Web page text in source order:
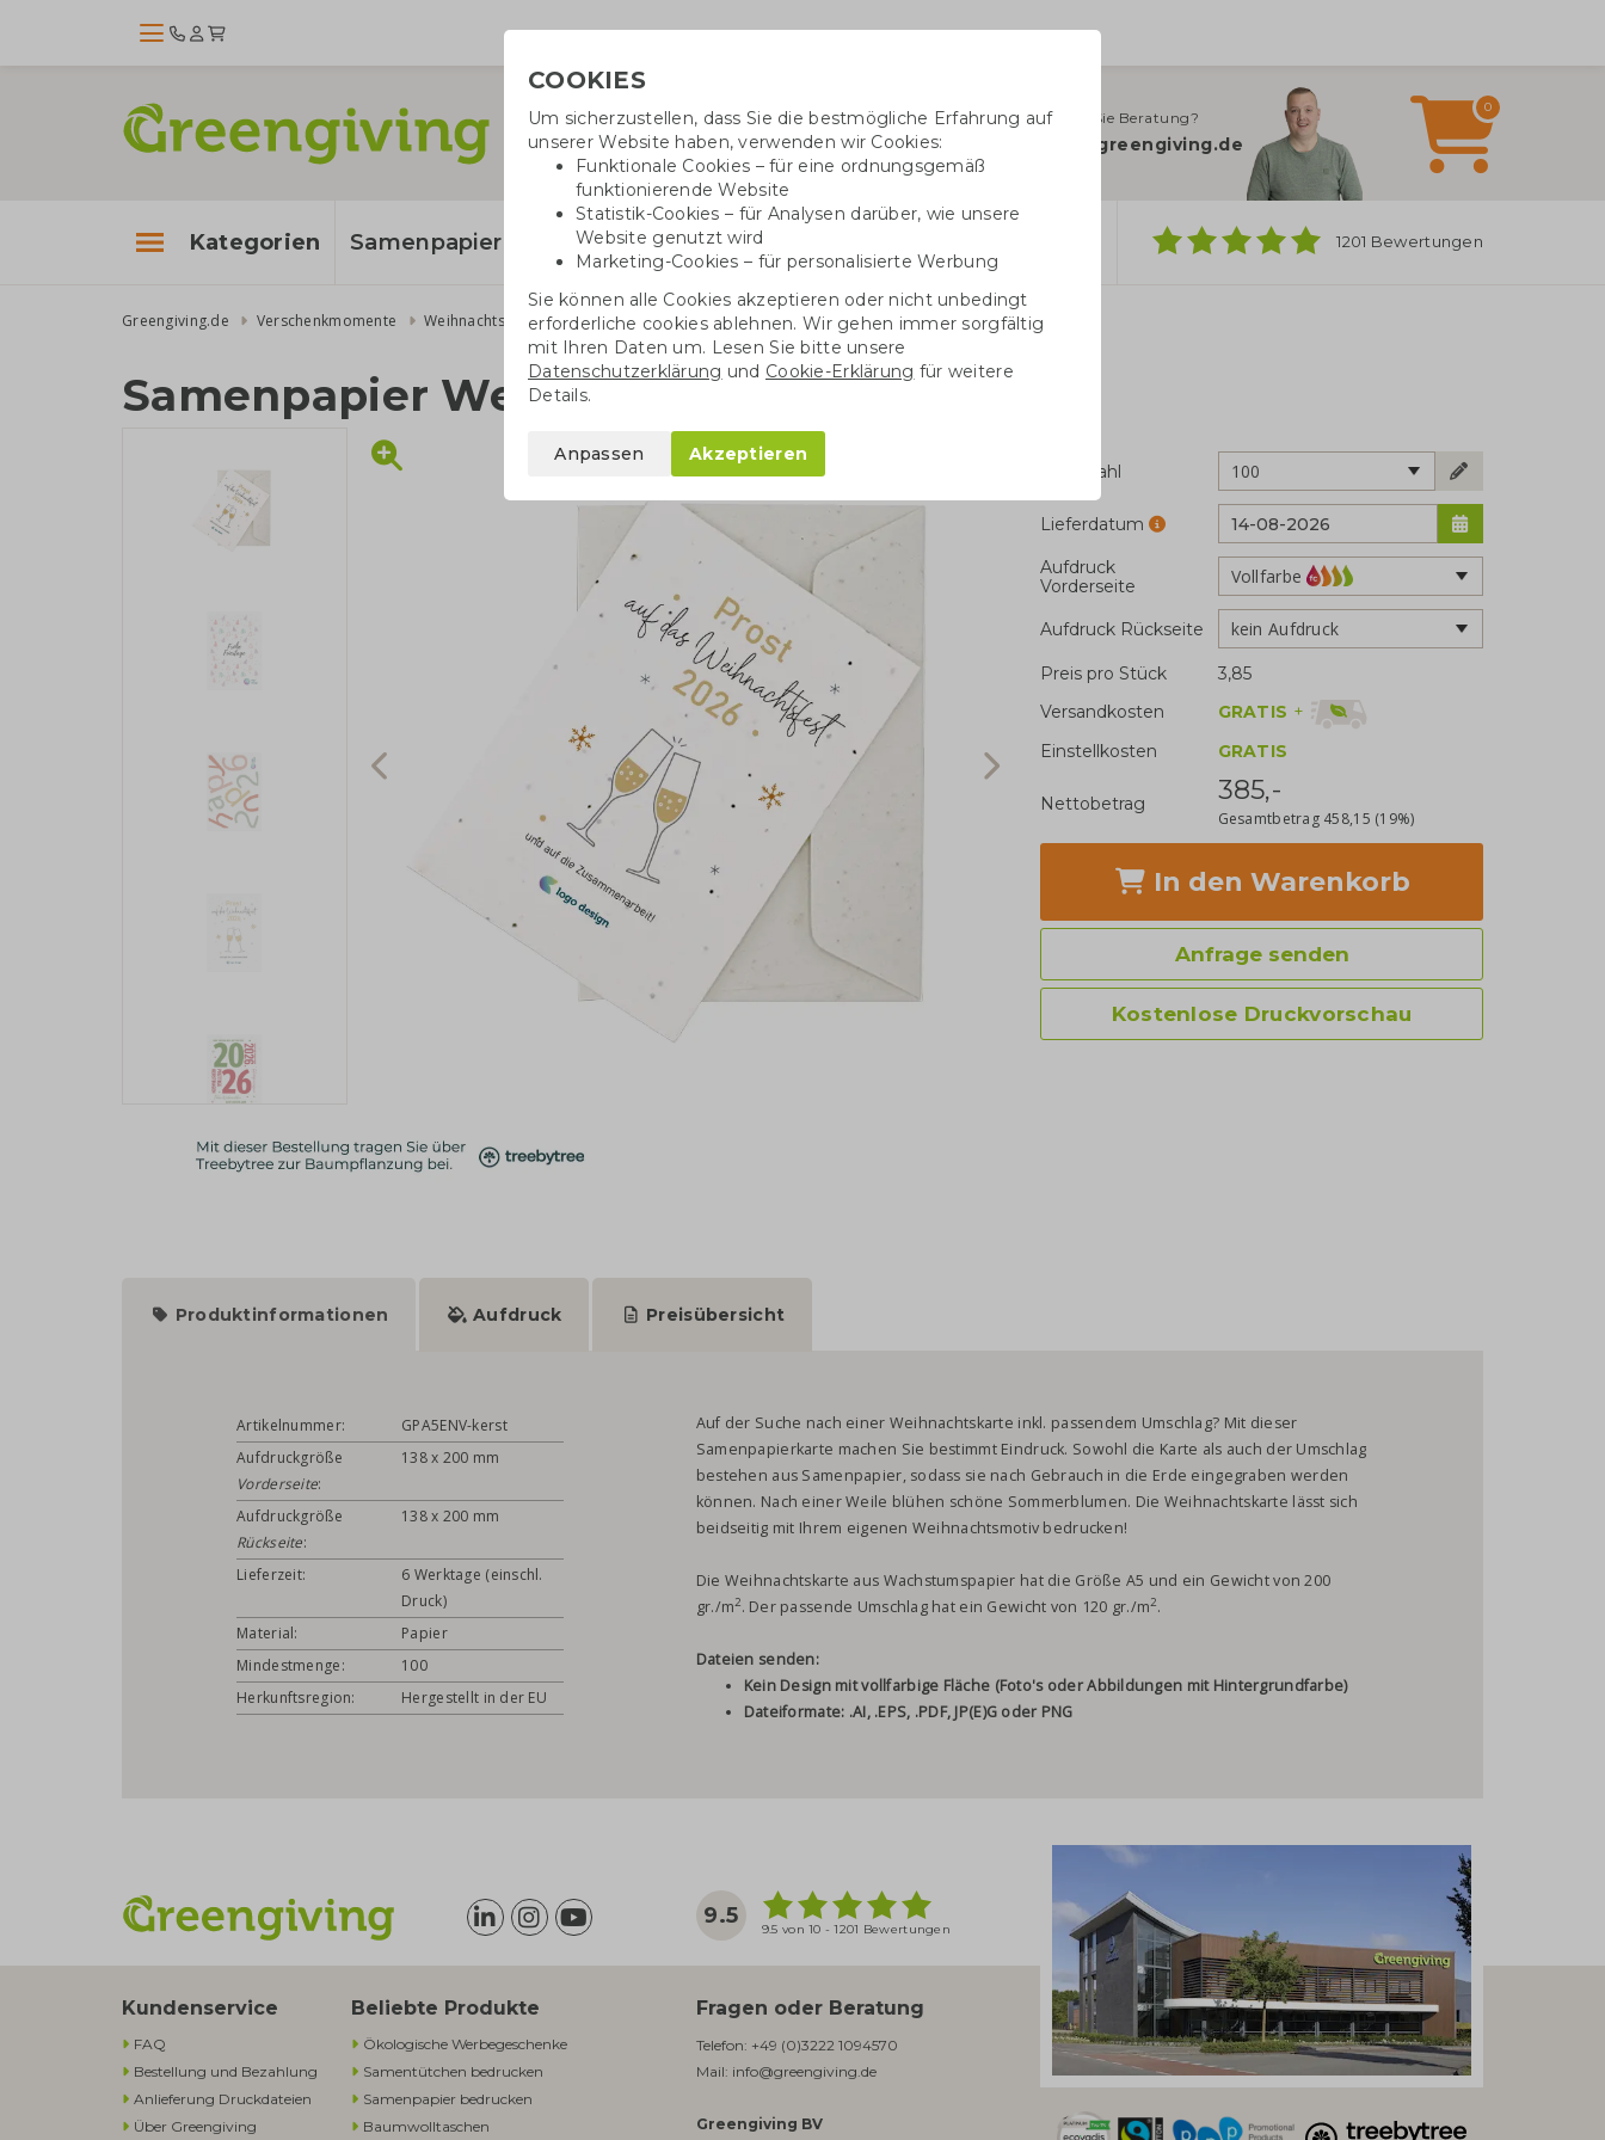
Benötigen Sie Beratung?
info@greengiving.de
0
Kategorien Samenpapier Baumwolltaschen 1201 Bewertungen
Greengiving.de Verschenkmomente Weihnachtsgeschenke Weihnachtskarten Samenpapier Weihnachtskarte A5
Samenpapier Weihnachtskarte A5
Stückzahl 100
Lieferdatum
Aufdruck
Vorderseite
Vollfarbe
Aufdruck Rückseite kein Aufdruck
Preis pro Stück
3,85
Versandkosten
GRATIS +
Einstellkosten
GRATIS
Nettobetrag 385,-
Gesamtbetrag 458,15 (19%)
In den Warenkorb
Anfrage senden
Kostenlose Druckvorschau
Produktinformationen Aufdruck Preisübersicht
Artikelnummer:
GPA5ENV-kerst
Aufdruckgröße
Vorderseite:
138 x 200 mm
Aufdruckgröße
Rückseite:
138 x 200 mm
Lieferzeit:
6 Werktage (einschl.
Druck)
Material:
Papier
Mindestmenge:
100
Herkunftsregion:
Hergestellt in der EU
Auf der Suche nach einer Weihnachtskarte inkl. passendem Umschlag? Mit dieser
Samenpapierkarte machen Sie bestimmt Eindruck. Sowohl die Karte als auch der Umschlag
bestehen aus Samenpapier, sodass sie nach Gebrauch in die Erde eingegraben werden
können. Nach einer Weile blühen schöne Sommerblumen. Die Weihnachtskarte lässt sich
beidseitig mit Ihrem eigenen Weihnachtsmotiv bedrucken!
Die Weihnachtskarte aus Wachstumspapier hat die Größe A5 und ein Gewicht von 200
gr./m2. Der passende Umschlag hat ein Gewicht von 120 gr./m2.
Dateien senden:
Kein Design mit vollfarbige Fläche (Foto's oder Abbildungen mit Hintergrundfarbe)
Dateiformate: .AI, .EPS, .PDF, JP(E)G oder PNG
9.5
9.5 von 10 - 1201 Bewertungen
Kundenservice
FAQ
Bestellung und Bezahlung
Anlieferung Druckdateien
Über Greengiving
Beliebte Produkte
Ökologische Werbegeschenke​
Samentütchen bedrucken
Samenpapier bedrucken
Baumwolltaschen​
Fragen oder Beratung
Telefon: +49 (0)3222 1094570
Mail: info@greengiving.de
Greengiving BV
COOKIES
Um sicherzustellen, dass Sie die bestmögliche Erfahrung auf
unserer Website haben, verwenden wir Cookies:
Funktionale Cookies – für eine ordnungsgemäß
funktionierende Website
Statistik-Cookies – für Analysen darüber, wie unsere
Website genutzt wird
Marketing-Cookies – für personalisierte Werbung
Sie können alle Cookies akzeptieren oder nicht unbedingt
erforderliche cookies ablehnen. Wir gehen immer sorgfältig
mit Ihren Daten um. Lesen Sie bitte unsere
Datenschutzerklärung und Cookie-Erklärung für weitere
Details.
Anpassen Akzeptieren